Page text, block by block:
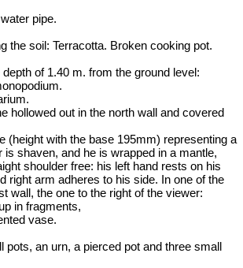
pipe.
the soil: Terracotta. Broken cooking pot.
of 1.40 m. from the ground level:
hollowed out in the north wall and covered
(height with the base 195mm) representing a
is shaven, and he is wrapped in a mantle,
shoulder free: his left hand rests on his
right arm adheres to his side. In one of the
wall, the one to the right of the viewer:
in fragments,
vase.
pots, an urn, a pierced pot and three small